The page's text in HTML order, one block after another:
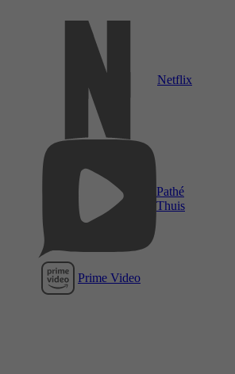
Netflix
Pathé
Thuis
Prime Video